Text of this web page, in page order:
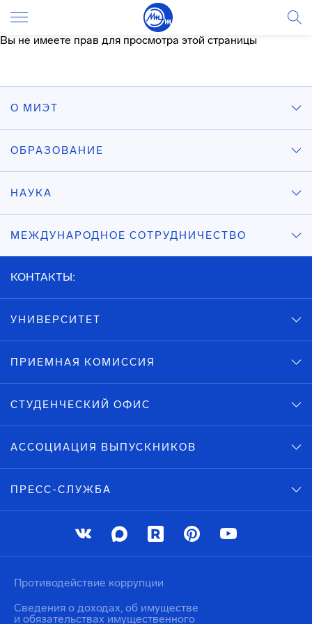
Вы не имеете прав для просмотра этой страницы
О МИЭТ
ОБРАЗОВАНИЕ
НАУКА
МЕЖДУНАРОДНОЕ СОТРУДНИЧЕСТВО
КОНТАКТЫ:
УНИВЕРСИТЕТ
ПРИЕМНАЯ КОМИССИЯ
СТУДЕНЧЕСКИЙ ОФИС
АССОЦИАЦИЯ ВЫПУСКНИКОВ
ПРЕСС-СЛУЖБА
Противодействие коррупции
Сведения о доходах, об имуществе
и обязательствах имущественного